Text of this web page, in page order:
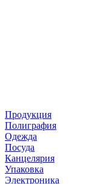
Продукция
Полиграфия
Одежда
Посуда
Канцелярия
Упаковка
Электроника